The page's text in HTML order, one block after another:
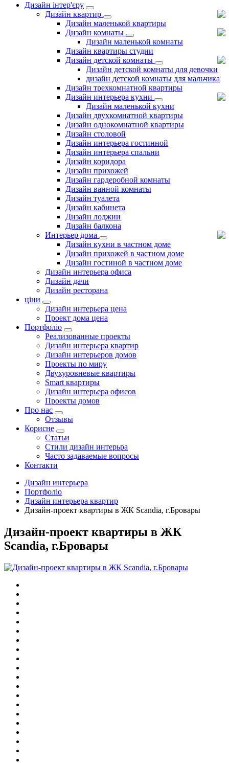
Дизайн інтер'єру
Дизайн квартир
Дизайн маленькой квартиры
Дизайн комнаты
Дизайн маленькой комнаты
Дизайн квартиры студии
Дизайн детской комнаты
Дизайн детской комнаты для девочки
дизайн детской комнаты для мальчика
Дизайн трехкомнатной квартиры
Дизайн интерьера кухни
Дизайн маленькой кухни
Дизайн двухкомнатной квартиры
Дизайн однокомнатной квартиры
Дизайн столовой
Дизайн интерьера гостинной
Дизайн интерьера спальни
Дизайн коридора
Дизайн прихожей
Дизайн гардеробной комнаты
Дизайн ванной комнаты
Дизайн туалета
Дизайн кабинета
Дизайн лоджии
Дизайн балкона
Интерьер дома
Дизайн кухни в частном доме
Дизайн прихожей в частном доме
Дизайн гостиной в частном доме
Дизайн интерьера офиса
Дизайн дачи
Дизайн ресторана
ціни
Дизайн интерьера цена
Проект дома цена
Портфоліо
Реализованные проекты
Дизайн интерьера квартир
Дизайн интерьеров домов
Проекты по миру
Двухуровневые квартиры
Smart квартиры
Дизайн интерьера офисов
Проекты домов
Про нас
Отзывы
Корисне
Статьи
Cтили дизайн интерьра
Часто задаваемые вопросы
Контакти
Дизайн интерьера
Портфоліо
Дизайн интерьера квартир
Дизайн-проект квартиры в ЖК Scandia, г.Бровары
Дизайн-проект квартиры в ЖК
Scandia, г.Бровары